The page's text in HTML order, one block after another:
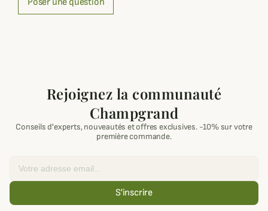
Rejoignez la communauté
Champgrand
Conseils d'experts, nouveautés et offres exclusives. -10% sur votre
première commande.
S'inscrire